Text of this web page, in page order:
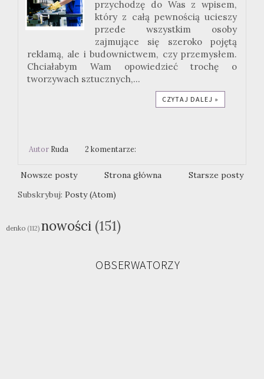
przychodzę do Was z wpisem,
który z całą pewnością ucieszy
przede wszystkim osoby
zajmujące się szeroko pojętą
reklamą, ale i budownictwem, czy przemysłem.
Chciałabym Wam opowiedzieć trochę o
tworzywach sztucznych,...
CZYTAJ DALEJ »
Autor Ruda 2 komentarze:
Nowsze posty Starsze posty
Strona główna
Subskrybuj: Posty (Atom)
denko (112) nowości (151)
OBSERWATORZY